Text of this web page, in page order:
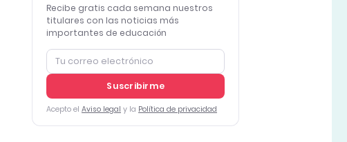
Recibe gratis cada semana nuestros
titulares con las noticias más
importantes de educación
Suscribirme
Acepto el Aviso legal y la Política de privacidad